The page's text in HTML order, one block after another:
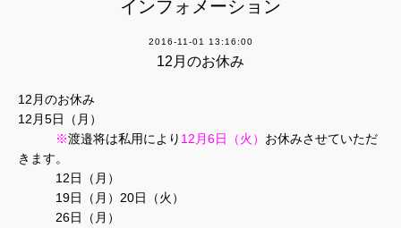
インフォメーション
2016-11-01 13:16:00
12月のお休み
12月のお休み
12月5日（月）
※渡邉将は私用により 12月6日（火） お休みさせていただ
きます。
12日（月）
19日（月）20日（火）
26日（月）